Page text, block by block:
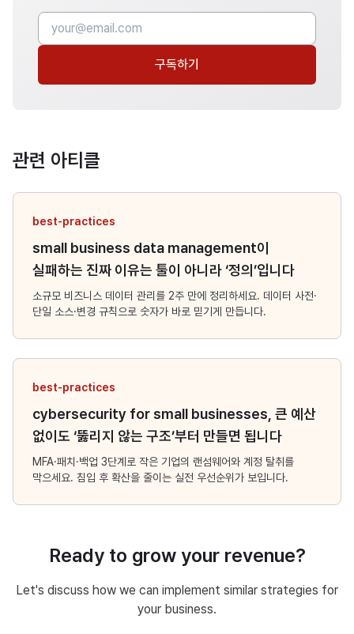
구독하기
관련 아티클
best-practices
small business data management이
실패하는 진짜 이유는 툴이 아니라 ‘정의’입니다
소규모 비즈니스 데이터 관리를 2주 만에 정리하세요. 데이터 사전·
단일 소스·변경 규칙으로 숫자가 바로 믿기게 만듭니다.
best-practices
cybersecurity for small businesses, 큰 예산
없이도 ‘뚫리지 않는 구조’부터 만들면 됩니다
MFA·패치·백업 3단계로 작은 기업의 랜섬웨어와 계정 탈취를
막으세요. 침입 후 확산을 줄이는 실전 우선순위가 보입니다.
Ready to grow your revenue?
Let's discuss how we can implement similar strategies for
your business.